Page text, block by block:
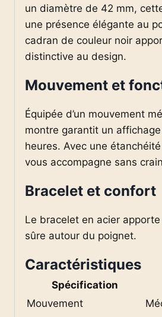
un diamètre de 42 mm,
une présence élégante au
cadran de couleur noir
distinctive au design.
Mouvement et
Équipée d’un mouvement
montre garantit un
heures. Avec une
vous accompagne sans
Bracelet et confort
Le bracelet en acier
sûre autour du poignet.
Caractéristiques
Spécification
Mouvement